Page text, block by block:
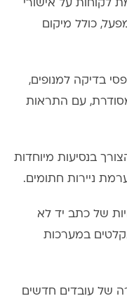
לקוחות על אישורי
כולל מיקום
בדיקה למנופים,
מסודרת, עם התראות
בנסיעות מיוחדות
ניירות חתומים.
של כתב יד לא
במערכות
של עובדים חדשים